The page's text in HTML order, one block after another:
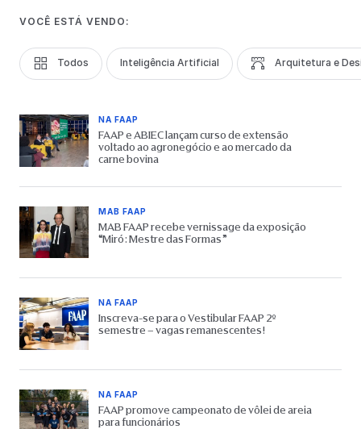
VOCÊ ESTÁ VENDO:
Todos Inteligência Artificial Arquitetura e
NA FAAP
FAAP e ABIEC lançam curso de extensão
voltado ao agronegócio e ao mercado da
carne bovina
MAB FAAP
MAB FAAP recebe vernissage da exposição
“Miró: Mestre das Formas”
NA FAAP
Inscreva-se para o Vestibular FAAP 2º
semestre – vagas remanescentes!
NA FAAP
FAAP promove campeonato de vôlei de areia
para funcionários